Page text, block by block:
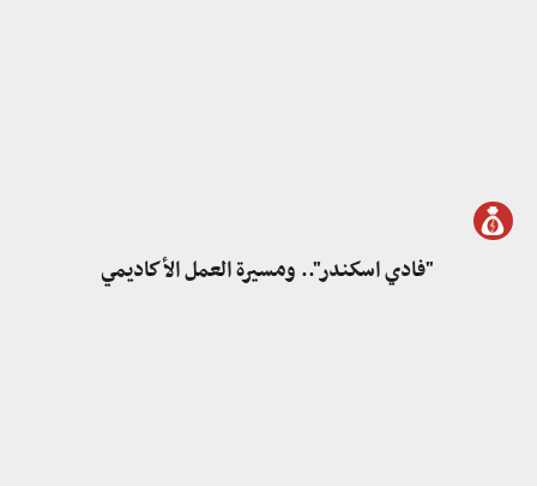
"فادي اسكندر".. ومسيرة العمل الأكاديمي